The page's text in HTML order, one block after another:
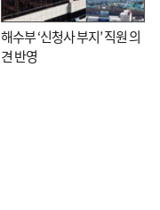
해수부 ‘신청사 부지’ 직원 의
견 반영